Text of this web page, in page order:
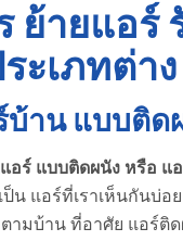
ย้ายแอร์
ะเภทต่า
บ้าน แบบติด
อร์ แบบติดผนัง หรือ แ
เป็น แอร์ที่เราเห็นกันบ่อ
ามบ้าน ที่อาศัย แอร์ติ